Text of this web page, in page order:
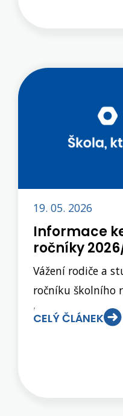
Projekty →
19. 05. 2026
Informace
ročníky
Vážení rodiče a
ročníku školního
naleznete
dokumenty, s
CELÝ ČLÁNEK